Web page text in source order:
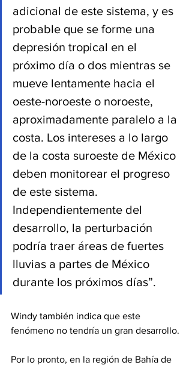
adicional de este sistema, y ​​es
probable que se forme una
depresión tropical en el
próximo día o dos mientras se
mueve lentamente hacia el
oeste-noroeste o noroeste,
aproximadamente paralelo a la
costa. Los intereses a lo largo
de la costa suroeste de México
deben monitorear el progreso
de este sistema.
Independientemente del
desarrollo, la perturbación
podría traer áreas de fuertes
lluvias a partes de México
durante los próximos días”.
Windy también indica que este
fenómeno no tendría un gran desarrollo.
Por lo pronto, en la región de Bahía de